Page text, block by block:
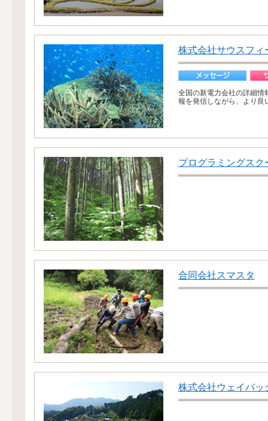
株式会社サウスフィ
全国の新電力会社の詳細情
報を発信しながら、より良
プログラミングスク
合同会社スマスタ
株式会社ウェイバッ